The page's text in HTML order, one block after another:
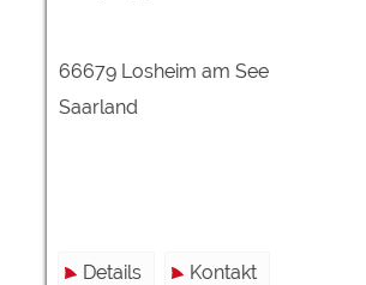
66679 Losheim am See
Saarland
Details Kontakt